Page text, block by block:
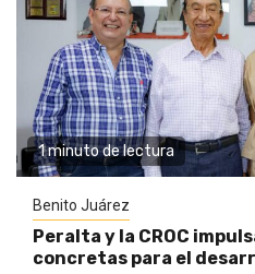
1 minuto de lectura
Benito Juárez
Peralta y la CROC
concretas para el